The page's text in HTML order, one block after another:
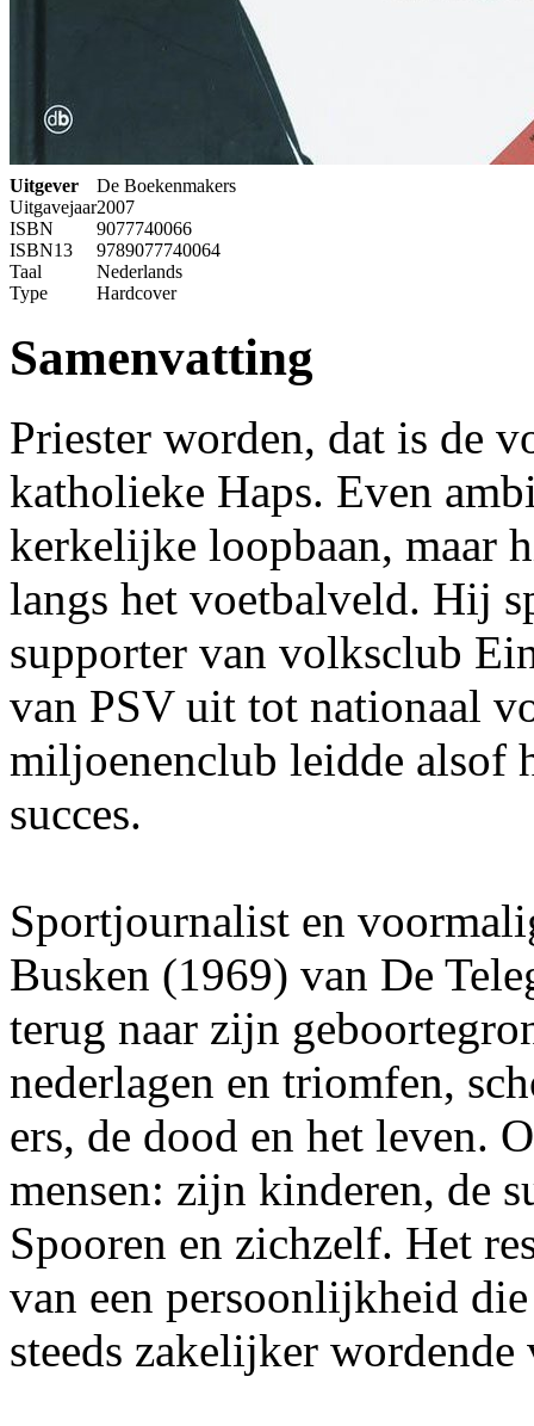
Uitgever
De Boekenmakers
Uitgavejaar2007
ISBN
9077740066
ISBN13
9789077740064
Taal
Nederlands
Type
Hardcover
Samenvatting
Priester worden, dat is de
katholieke Haps. Even
kerkelijke loopbaan, maar
langs het voetbalveld. Hij
supporter van volksclub
van PSV uit tot nationaal
miljoenenclub leidde alsof
succes.
Sportjournalist en
Busken (1969) van De
terug naar zijn
nederlagen en triomfen,
ers, de dood en het leven.
mensen: zijn kinderen, de
Spooren en zichzelf. Het
van een persoonlijkheid
steeds zakelijker